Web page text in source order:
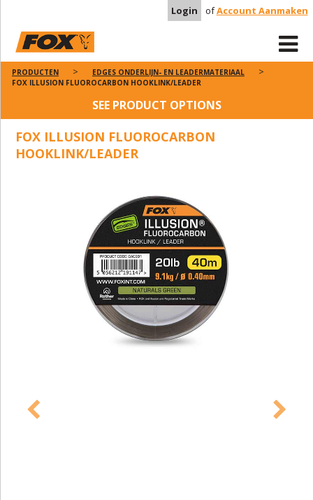
Login ofAccount Aanmaken
PRODUCTEN
EDGES ONDERLIJN- EN LEADERMATERIAAL
FOX ILLUSION FLUOROCARBON HOOKLINK/LEADER
SEE PRODUCT OPTIONS
FOX ILLUSION FLUOROCARBON
HOOKLINK/LEADER